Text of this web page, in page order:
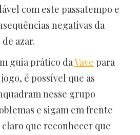
com este passatempo e
negativas da
azar.
guia prático daVave para
é possível que as
nesse grupo
e sigam em frente
claro que reconhecer que